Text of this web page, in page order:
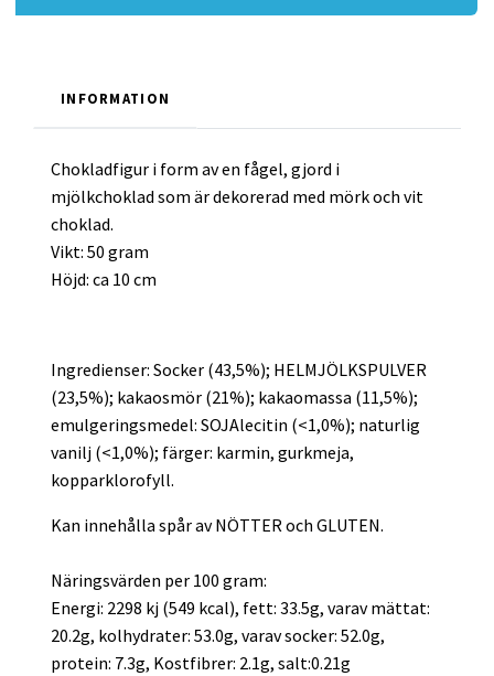
INFORMATION
Chokladfigur i form av en fågel, gjord i
mjölkchoklad som är dekorerad med mörk och vit
choklad.
Vikt: 50 gram
Höjd: ca 10 cm
Ingredienser: Socker (43,5%); HELMJÖLKSPULVER
(23,5%); kakaosmör (21%); kakaomassa (11,5%);
emulgeringsmedel: SOJAlecitin (<1,0%); naturlig
vanilj (<1,0%); färger: karmin, gurkmeja,
kopparklorofyll.
Kan innehålla spår av NÖTTER och GLUTEN.
Näringsvärden per 100 gram:
Energi: 2298 kj (549 kcal), fett: 33.5g, varav mättat:
20.2g, kolhydrater: 53.0g, varav socker: 52.0g,
protein: 7.3g, Kostfibrer: 2.1g, salt:0.21g